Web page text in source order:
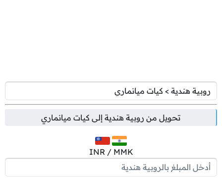
تحويل من روبية هندية إلى كيات ميانماري
INR / MMK